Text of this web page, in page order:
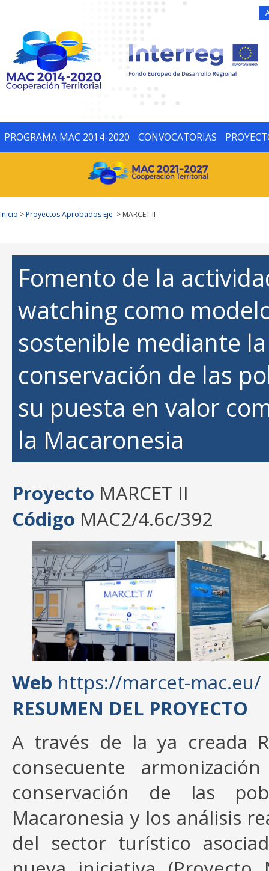
PROGRAMA MAC 2014-2020 CONVOCATORIAS
Inicio >Proyectos Aprobados Eje > MARCET II
Fomento de la
watching como
sostenible mediante
conservación de las
su puesta en valor
la Macaronesia
Proyecto MARCET II
Código MAC2/4.6c/392
Web https://marcet-mac.eu/
RESUMEN DEL PROYECTO
A través de la ya creada
consecuente
conservación de las
Macaronesia y los análisis
del sector turístico